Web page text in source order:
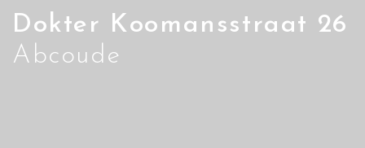
Dokter Koomansstraat 26
Abcoude